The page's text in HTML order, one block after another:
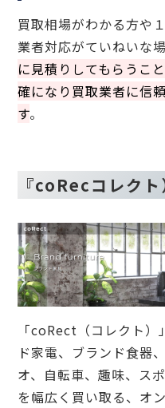
買取相場がわかる方や
業者対応がていねいな
に見積りしてもらうこ
確になり買取業者に信
す。
『coRecコレク
「coRect（コレクト
ド家電、ブランド食器
オ、自転車、趣味、ス
を幅広く買い取る、オ